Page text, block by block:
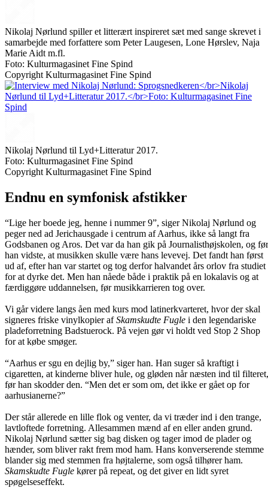
Nikolaj Nørlund spiller et litterært inspireret sæt med sange skrevet i
samarbejde med forfattere som Peter Laugesen, Lone Hørslev, Naja
Marie Aidt m.fl.
Foto: Kulturmagasinet Fine Spind
Copyright Kulturmagasinet Fine Spind
Nikolaj Nørlund til Lyd+Litteratur 2017.
Foto: Kulturmagasinet Fine Spind
Copyright Kulturmagasinet Fine Spind
Endnu en symfonisk afstikker
“Lige her boede jeg, henne i nummer 9”, siger Nikolaj Nørlund og
peger ned ad Jerichausgade i centrum af Aarhus, ikke så langt fra
Godsbanen og Aros. Det var da han gik på Journalisthøjskolen, og før
han vidste, at musikken skulle være hans levevej. Det fandt han først
ud af, efter han var startet og tog derfor halvandet års orlov fra studiet
for at dyrke det. Men han nåede både i praktik på en lokalavis og at
færdiggøre uddannelsen, før musikkarrieren tog over.
Vi går videre langs åen med kurs mod latinerkvarteret, hvor der skal
signeres friske vinylkopier afSkamskudte Fugle i den legendariske
pladeforretning Badstuerock. På vejen gør vi holdt ved Stop 2 Shop
for at købe smøger.
“Aarhus er sgu en dejlig by,” siger han. Han suger så kraftigt i
cigaretten, at kinderne bliver hule, og gløden når næsten ind til filteret,
før han skodder den. “Men det er som om, det ikke er gået op for
aarhusianerne?”
Der står allerede en lille flok og venter, da vi træder ind i den trange,
lavtloftede forretning. Allesammen mænd af en eller anden grund.
Nikolaj Nørlund sætter sig bag disken og tager imod de plader og
hænder, som bliver rakt frem mod ham. Hans konverserende stemme
blander sig med stemmen fra højtalerne, som også tilhører ham.
Skamskudte Fugle kører på repeat, og det giver en lidt syret
spøgelseseffekt.